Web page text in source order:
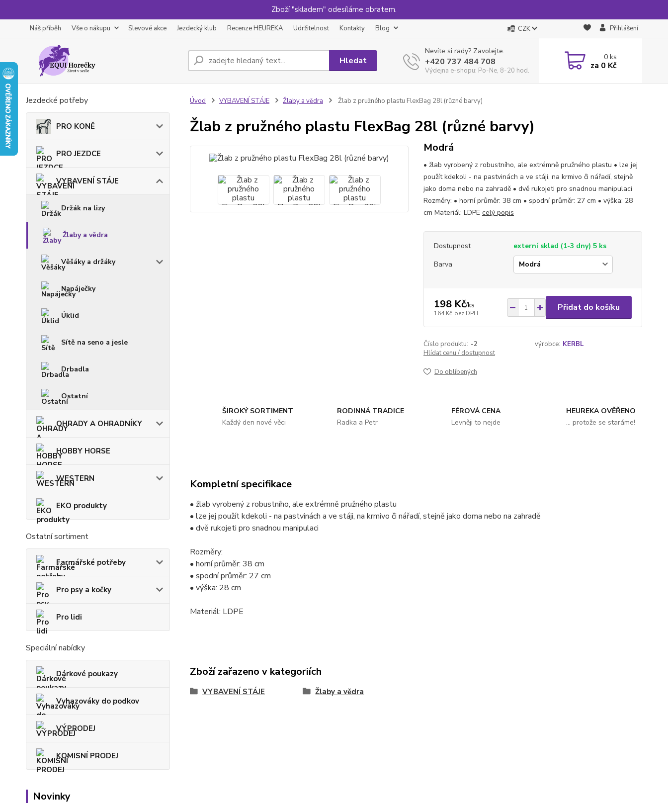
Zboží "skladem" odesíláme obratem.
Náš příběh Vše o nákupu Slevové akce Jezdecký klub Recenze HEUREKA Udržitelnost Kontakty Blog CZK Přihlášení
Hledat
Nevíte si rady? Zavolejte.
+420 737 484 708
Výdejna e-shopu: Po-Ne, 8-20 hod.
0ks
za 0 Kč
Jezdecké potřeby
PRO KONĚ
PRO JEZDCE
VYBAVENÍ STÁJE
Držák na lizy
Žlaby a vědra
Věšáky a držáky
Napáječky
Úklid
Sítě na seno a jesle
Drbadla
Ostatní
OHRADY A OHRADNÍKY
HOBBY HORSE
WESTERN
EKO produkty
Ostatní sortiment
Farmářské potřeby
Pro psy a kočky
Pro lidi
Speciální nabídky
Dárkové poukazy
Vyhazováky do podkov
VÝPRODEJ
KOMISNÍ PRODEJ
Novinky
Úvod VYBAVENÍ STÁJE Žlaby a vědra Žlab z pružného plastu FlexBag 28l (různé barvy)
Žlab z pružného plastu FlexBag 28l (různé barvy)
Modrá
• žlab vyrobený z robustního, ale extrémně pružného plastu • lze jej
použít kdekoli - na pastvinách a ve stáji, na krmivo či nářadí, stejně
jako doma nebo na zahradě • dvě rukojeti pro snadnou manipulaci
Rozměry: • horní průměr: 38 cm • spodní průměr: 27 cm • výška: 28
cm Materiál: LDPE celý popis
Dostupnost
externí sklad (1-3 dny) 5 ks
Barva
198 Kč/ks
164 Kč bez DPH
Přidat do košíku
Číslo produktu: -2 výrobce: KERBL
Hlídat cenu / dostupnost
Do oblíbených
ŠIROKÝ SORTIMENT
Každý den nové věci
RODINNÁ TRADICE
Radka a Petr
FÉROVÁ CENA
Levněji to nejde
HEUREKA OVĚŘENO
... protože se staráme!
Kompletní specifikace
• žlab vyrobený z robustního, ale extrémně pružného plastu
• lze jej použít kdekoli - na pastvinách a ve stáji, na krmivo či nářadí, stejně jako doma nebo na zahradě
• dvě rukojeti pro snadnou manipulaci
Rozměry:
• horní průměr: 38 cm
• spodní průměr: 27 cm
• výška: 28 cm
Materiál: LDPE
Zboží zařazeno v kategoriích
VYBAVENÍ STÁJE Žlaby a vědra